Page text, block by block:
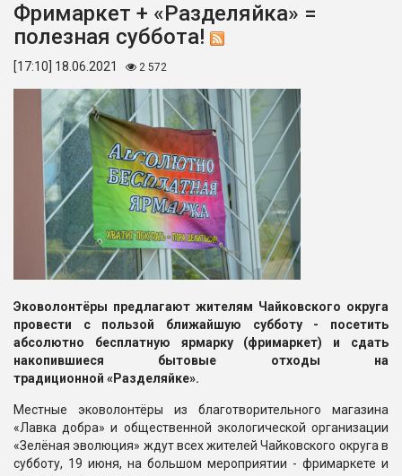
Фримаркет + «Разделяйка» =
полезная суббота!
[17:10] 18.06.2021 2 572
Эковолонтёры предлагают жителям Чайковского округа
провести с пользой ближайшую субботу - посетить
абсолютно бесплатную ярмарку (фримаркет) и сдать
накопившиеся бытовые отходы на
традиционной «Разделяйке».
Местные эковолонтёры из благотворительного магазина
«Лавка добра» и общественной экологической организации
«Зелёная эволюция» ждут всех жителей Чайковского округа в
субботу, 19 июня, на большом мероприятии - фримаркете и